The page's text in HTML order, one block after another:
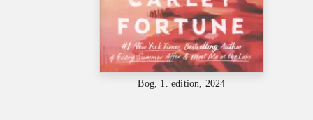
Bog, 1. edition, 2024